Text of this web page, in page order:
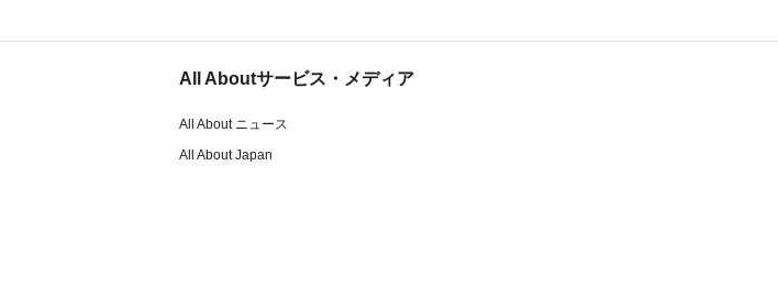
All Aboutサービス・メディア
All About ニュース
All About Japan